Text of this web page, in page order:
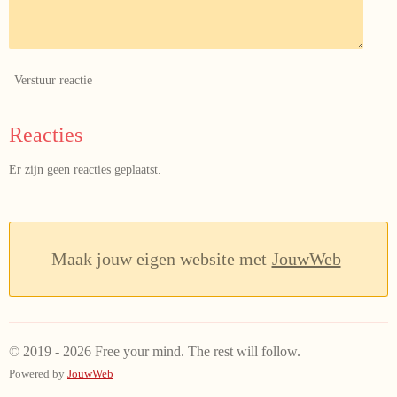
Verstuur reactie
Reacties
Er zijn geen reacties geplaatst.
Maak jouw eigen website met JouwWeb
© 2019 - 2026 Free your mind. The rest will follow.
Powered by JouwWeb